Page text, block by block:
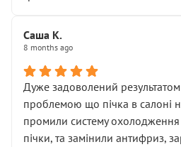
Саша К.
8 months ago
Дуже задоволений
проблемою що пічка в салоні
промили систему охолодження
пічки, та замінили антифриз,